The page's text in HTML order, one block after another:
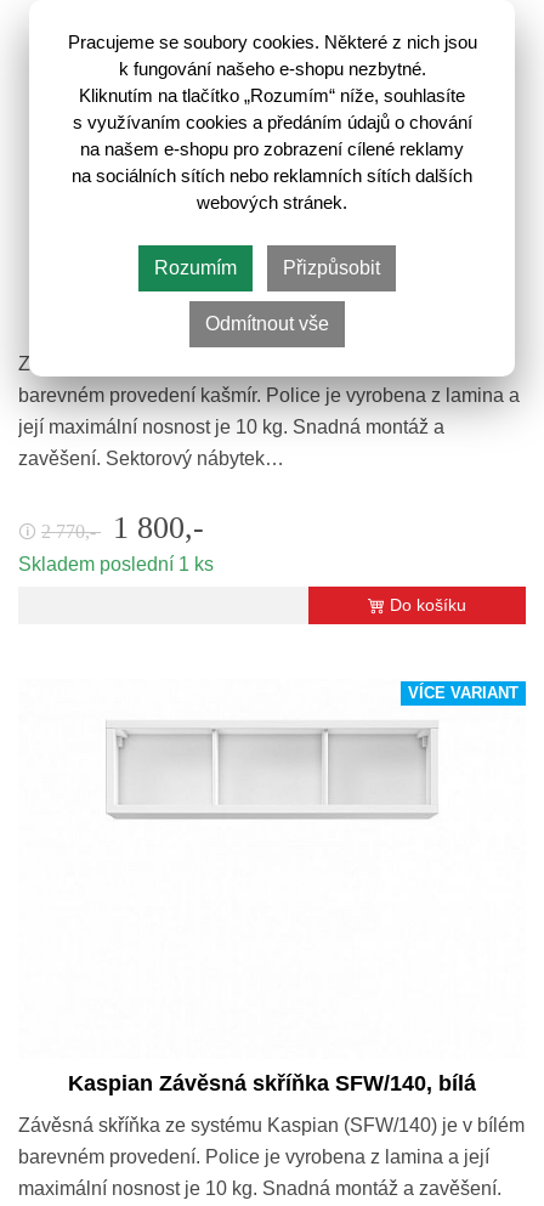
Kaspian Závěsná skříňka SFW/140, kašmír
Závěsná skříňka ze systému Kaspian (SFW/140) je v
barevném provedení kašmír. Police je vyrobena z lamina a
její maximální nosnost je 10 kg. Snadná montáž a
zavěšení. Sektorový nábytek…
🛈 2 770,- 1 800,-
Skladem poslední 1 ks
Do košíku
VÍCE VARIANT
Kaspian Závěsná skříňka SFW/140, bílá
Závěsná skříňka ze systému Kaspian (SFW/140) je v bílém
barevném provedení. Police je vyrobena z lamina a její
maximální nosnost je 10 kg. Snadná montáž a zavěšení.
Pracujeme se soubory cookies. Některé z nich jsou
k fungování našeho e-shopu nezbytné.
Kliknutím na tlačítko „Rozumím“ níže, souhlasíte
s využívaním cookies a předáním údajů o chování
na našem e-shopu pro zobrazení cílené reklamy
na sociálních sítích nebo reklamních sítích dalších
webových stránek.
Rozumím Přizpůsobit
Odmítnout vše